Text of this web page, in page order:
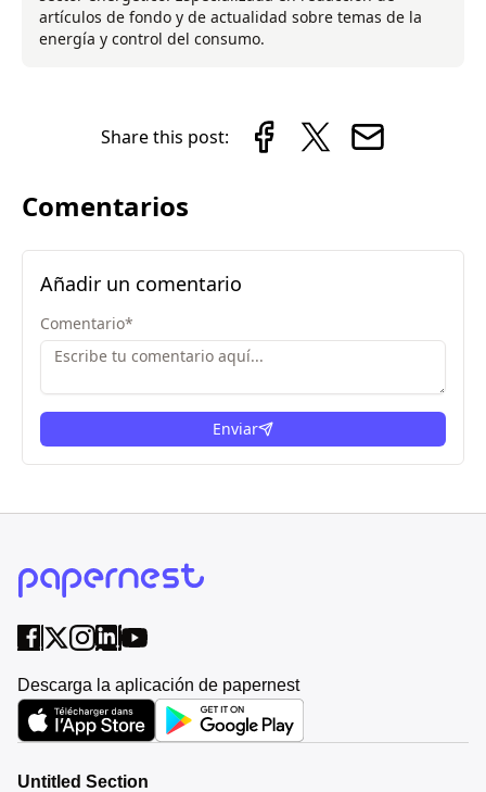
artículos de fondo y de actualidad sobre temas de la
energía y control del consumo.
Share this post:
Comentarios
Añadir un comentario
Comentario*
Enviar
Descarga la aplicación de papernest
Untitled Section